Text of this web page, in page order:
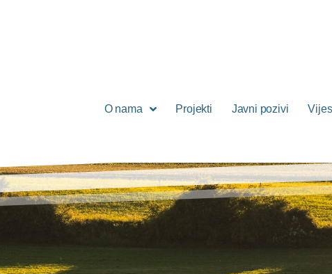
O nama Projekti Javni pozivi